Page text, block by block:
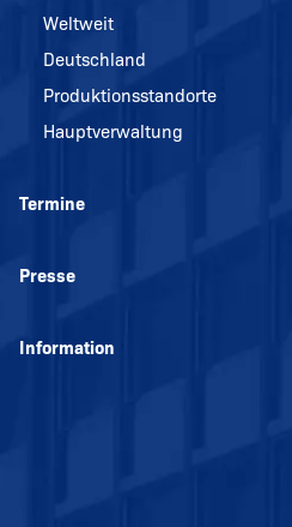
Weltweit
Deutschland
Produktionsstandorte
Hauptverwaltung
Termine
Presse
Information